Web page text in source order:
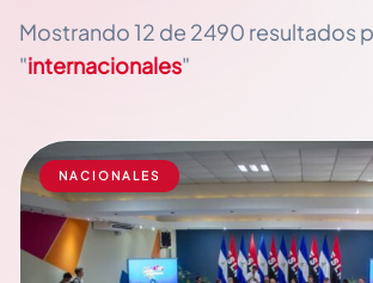
Mostrando 12 de 2490 resultados
"internacionales"
NACIONALES